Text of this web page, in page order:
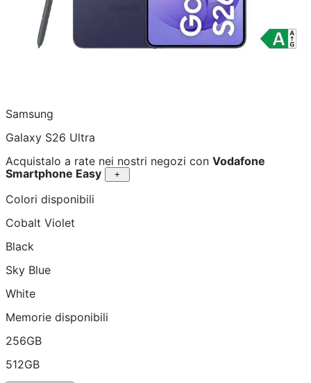
Samsung
Galaxy S26 Ultra
Acquistalo a rate nei nostri negozi con Vodafone
Smartphone Easy
+
Colori disponibili
Cobalt Violet
Black
Sky Blue
White
Memorie disponibili
256GB
512GB